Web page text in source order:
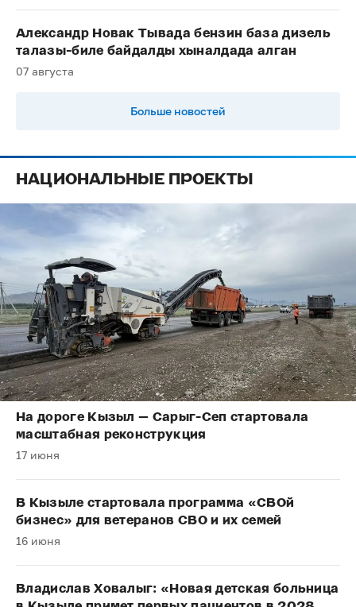
Александр Новак Тывада бензин база дизель
талазы-биле байдалды хыналдада алган
07 августа
Больше новостей
НАЦИОНАЛЬНЫЕ ПРОЕКТЫ
На дороге Кызыл — Сарыг-Сеп стартовала
масштабная реконструкция
17 июня
В Кызыле стартовала программа «СВОй
бизнес» для ветеранов СВО и их семей
16 июня
Владислав Ховалыг: «Новая детская больница